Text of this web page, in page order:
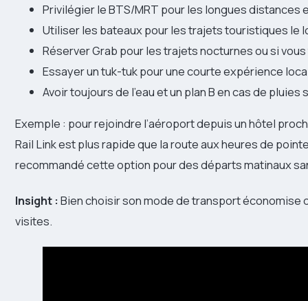
Privilégier le BTS/MRT pour les longues distances
Utiliser les bateaux pour les trajets touristiques le
Réserver Grab pour les trajets nocturnes ou si
Essayer un tuk-tuk pour une courte expérience
Avoir toujours de l’eau et un plan B en cas de pluies
Exemple : pour rejoindre l’aéroport depuis un hôtel
Rail Link est plus rapide que la route aux heures de
recommandé cette option pour des départs matinaux
Insight : Bien choisir son mode de transport
visites.